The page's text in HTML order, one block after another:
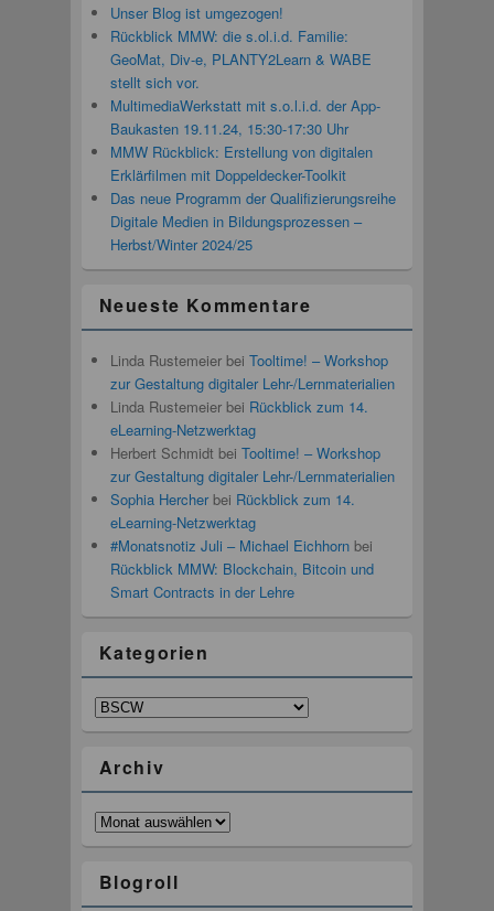
Unser Blog ist umgezogen!
Rückblick MMW: die s.ol.i.d. Familie:
GeoMat, Div-e, PLANTY2Learn & WABE
stellt sich vor.
MultimediaWerkstatt mit s.o.l.i.d. der App-
Baukasten 19.11.24, 15:30-17:30 Uhr
MMW Rückblick: Erstellung von digitalen
Erklärfilmen mit Doppeldecker-Toolkit
Das neue Programm der Qualifizierungsreihe
Digitale Medien in Bildungsprozessen –
Herbst/Winter 2024/25
Neueste Kommentare
Linda Rustemeierbei Tooltime! – Workshop
zur Gestaltung digitaler Lehr-/Lernmaterialien
Linda Rustemeierbei Rückblick zum 14.
eLearning-Netzwerktag
Herbert Schmidt bei Tooltime! – Workshop
zur Gestaltung digitaler Lehr-/Lernmaterialien
Sophia Hercherbei Rückblick zum 14.
eLearning-Netzwerktag
#Monatsnotiz Juli – Michael Eichhornbei
Rückblick MMW: Blockchain, Bitcoin und
Smart Contracts in der Lehre
Kategorien
Kategorien
Archiv
Archiv
Blogroll